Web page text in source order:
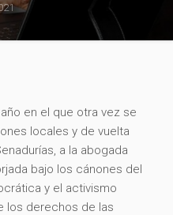
en el que otra vez se
locales y de vuelta
a la abogada
bajo los cánones del
y el activismo
los derechos de las